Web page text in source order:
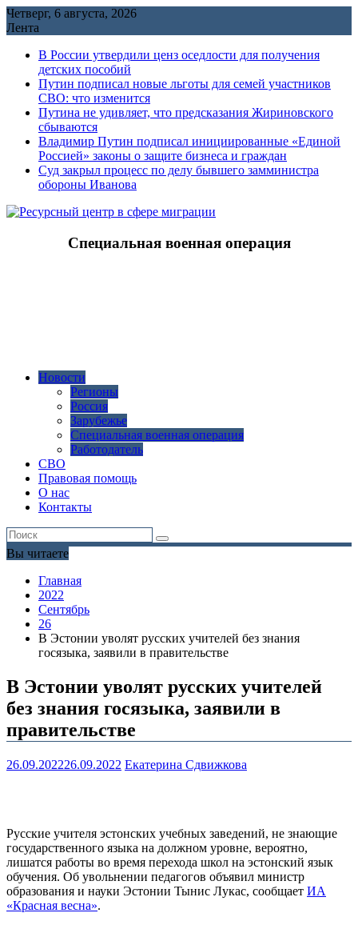
Перейти
к
Четверг, 6 августа, 2026
Лента
В России утвердили ценз оседлости для получения
детских пособий
Путин подписал новые льготы для семей участников
СВО: что изменится
Путина не удивляет, что предсказания Жириновского
сбываются
Владимир Путин подписал инициированные «Единой
Россией» законы о защите бизнеса и граждан
Cуд закрыл процесс по делу бывшего замминистра
обороны Иванова
Специальная военная операция
Новости
Регионы
Россия
Зарубежье
Специальная военная операция
Работодатель
СВО
Правовая помощь
О нас
Контакты
Вы читаете
Главная
2022
Сентябрь
26
В Эстонии уволят русских учителей без знания
госязыка, заявили в правительстве
В Эстонии уволят русских учителей
без знания госязыка, заявили в
правительстве
26.09.202226.09.2022 Екатерина Сдвижкова
Русские учителя эстонских учебных заведений, не знающие
государственного языка на должном уровне, вероятно,
лишатся работы во время перехода школ на эстонский язык
обучения. Об увольнении педагогов объявил министр
образования и науки Эстонии Тынис Лукас, сообщает ИА
«Красная весна».